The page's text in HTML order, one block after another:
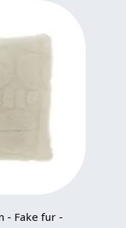
- Fake fur -